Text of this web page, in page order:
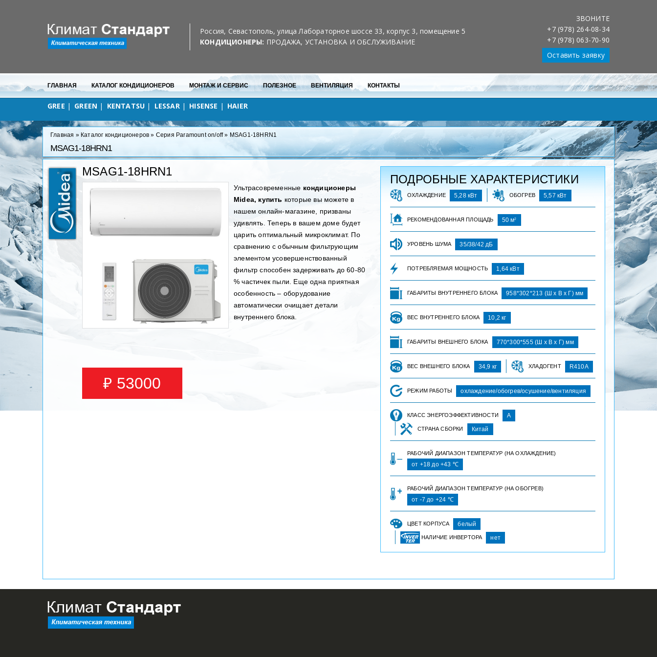
Россия, Севастополь, улица Лабораторное шоссе 33, корпус 3, помещение 5
КОНДИЦИОНЕРЫ: ПРОДАЖА, УСТАНОВКА И ОБСЛУЖИВАНИЕ
ЗВОНИТЕ
+7 (978) 264-08-34
+7 (978) 063-70-90
Оставить заявку
ГЛАВНАЯ КАТАЛОГ КОНДИЦИОНЕРОВ МОНТАЖ И СЕРВИС ПОЛЕЗНОЕ ВЕНТИЛЯЦИЯ КОНТАКТЫ
в любую точку Севастополя 10% на каждый 3-й кондиционер
Обслуживание клиентов 24/7
Установка, обслуживание, ремонт
GREE GREEN KENTATSU LESSAR HISENSE HAIER
Главная » Каталог кондиционеров » Серия Paramount on/off» MSAG1-18HRN1
MSAG1-18HRN1
MSAG1-18HRN1
Ультрасовременные кондиционеры
Midea, купить которые вы можете в
нашем онлайн-магазине, призваны
удивлять. Теперь в вашем доме будет
царить оптимальный микроклимат. По
сравнению с обычным фильтрующим
элементом усовершенствованный
фильтр способен задерживать до 60-80
% частичек пыли. Еще одна приятная
особенность – оборудование
автоматически очищает детали
внутреннего блока.
₽ 53000
ПОДРОБНЫЕ ХАРАКТЕРИСТИКИ
ОХЛАЖДЕНИЕ 5,28 кВт ОБОГРЕВ 5,57 кВт
РЕКОМЕНДОВАННАЯ ПЛОЩАДЬ 50 м2
УРОВЕНЬ ШУМА 35/38/42 дБ
ПОТРЕБЛЯЕМАЯ МОЩНОСТЬ 1,64 кВт
ГАБАРИТЫ ВНУТРЕННЕГО БЛОКА 958*302*213 (Ш х В х Г) мм
ВЕС ВНУТРЕННЕГО БЛОКА 10,2 кг
ГАБАРИТЫ ВНЕШНЕГО БЛОКА 770*300*555 (Ш х В х Г) мм
ВЕС ВНЕШНЕГО БЛОКА 34,9 кг ХЛАДОГЕНТ R410A
РЕЖИМ РАБОТЫ охлаждение/обогрев/осушение/вентиляция
КЛАСС ЭНЕРГОЭФФЕКТИВНОСТИ А
СТРАНА СБОРКИ Китай
РАБОЧИЙ ДИАПАЗОН ТЕМПЕРАТУР (НА ОХЛАЖДЕНИЕ)
от +18 до +43 ℃
РАБОЧИЙ ДИАПАЗОН ТЕМПЕРАТУР (НА ОБОГРЕВ)
от -7 до +24 ℃
ЦВЕТ КОРПУСА белый
НАЛИЧИЕ ИНВЕРТОРА нет